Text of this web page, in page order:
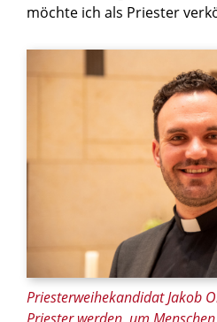
Priesterweihekandidat Jakob
möchte ich als Priester